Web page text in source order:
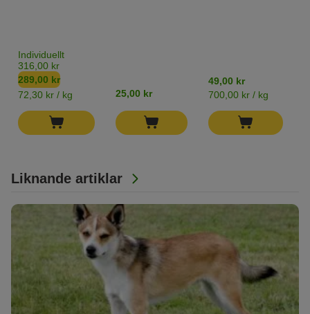
Liknande artiklar
Individuellt
316,00 kr
289,00 kr
72,30 kr / kg
25,00 kr
49,00 kr
700,00 kr / kg